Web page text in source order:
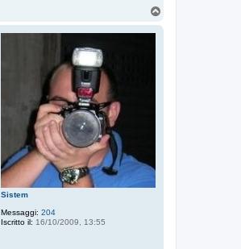
Sistem
Messaggi: 204
Iscritto il: 16/10/2009, 13:55